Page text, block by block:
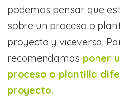
podemos pensar que
sobre un proceso o
proyecto y viceversa.
recomendamos poner
proceso o plantilla
proyecto.